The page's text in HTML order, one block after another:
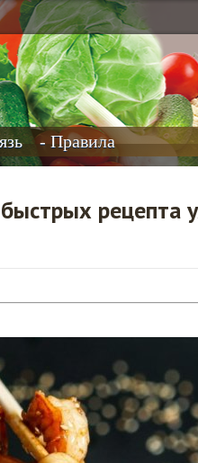
- Правила
рецепта